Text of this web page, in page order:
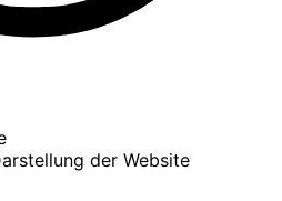
der Website